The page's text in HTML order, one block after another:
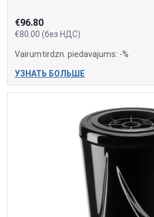
€96.80
€80.00 (без НДС)
Vairumtirdzn. piedavajums: -%
УЗНАТЬ БОЛЬШЕ